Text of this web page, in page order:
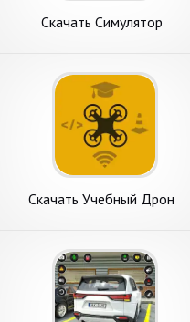
Скачать Симулятор
монеты] APK на Андроид
Скачать Учебный Дрон